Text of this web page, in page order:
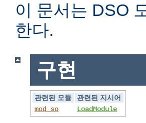
이 문서는 DSO
한다.
구현
관련된 모듈
관련된 지시어
mod_so
LoadModule